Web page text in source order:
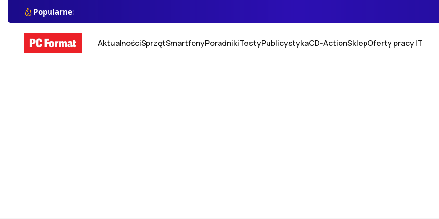
Popularne:
AktualnościSprzętSmartfonyPoradnikiTestyPublicystykaCD-ActionSklepOferty pracy IT